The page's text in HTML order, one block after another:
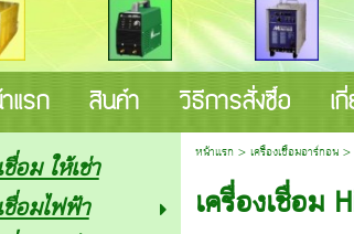
แรก สินค้า วิธีการสั่งซื้อ เ
อม ให้เช่า
ชื่อมไฟฟ้า
หน้าแรก> เครื่องเชื่อมอาร์กอน>
เครื่องเชื่อม